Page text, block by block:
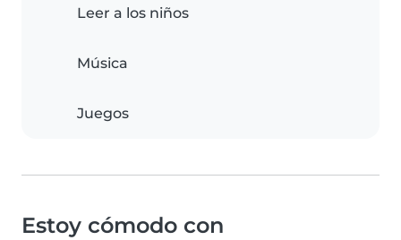
Leer a los niños
Música
Juegos
Estoy cómodo con